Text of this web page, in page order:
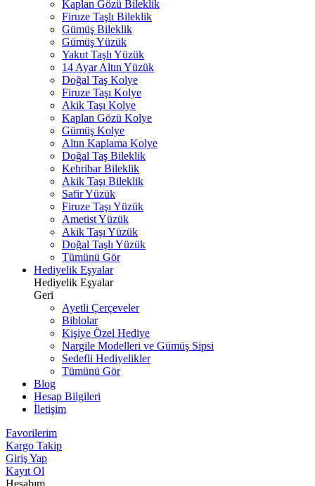
Kaplan Gözü Bileklik
Firuze Taşlı Bileklik
Gümüş Bileklik
Gümüş Yüzük
Yakut Taşlı Yüzük
14 Ayar Altın Yüzük
Doğal Taş Kolye
Firuze Taşı Kolye
Akik Taşı Kolye
Kaplan Gözü Kolye
Gümüş Kolye
Altın Kaplama Kolye
Doğal Taş Bileklik
Kehribar Bileklik
Akik Taşı Bileklik
Safir Yüzük
Firuze Taşı Yüzük
Ametist Yüzük
Akik Taşı Yüzük
Doğal Taşlı Yüzük
Tümünü Gör
Hediyelik Eşyalar
Hediyelik Eşyalar
Geri
Ayetli Çerçeveler
Biblolar
Kişiye Özel Hediye
Nargile Modelleri ve Gümüş Sipsi
Sedefli Hediyelikler
Tümünü Gör
Blog
Hesap Bilgileri
İletişim
Favorilerim
Kargo Takip
Giriş Yap
Kayıt Ol
Hesabım